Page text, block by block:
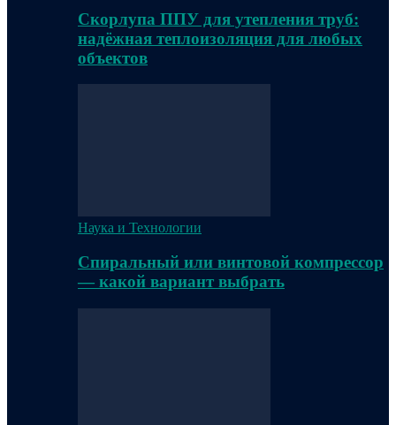
Скорлупа ППУ для утепления труб:
надёжная теплоизоляция для любых
объектов
Наука и Технологии
Спиральный или винтовой компрессор
— какой вариант выбрать